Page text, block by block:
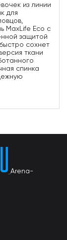
из линии
для
MaxLife Eco с
защитой
сохнет
ткани
спинка
Arena-